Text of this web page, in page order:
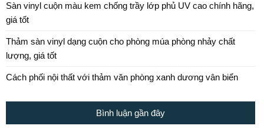
Sàn vinyl cuộn màu kem chống trầy lớp phủ UV cao chính hãng,
giá tốt
Thảm sàn vinyl dạng cuộn cho phòng múa phòng nhảy chất
lượng, giá tốt
Cách phối nội thất với thảm văn phòng xanh dương vân biển
Bình luận gần đây